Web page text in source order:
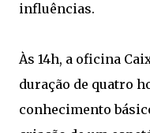
influências.
Às 14h, a oficina
duração de quatro
conhecimento